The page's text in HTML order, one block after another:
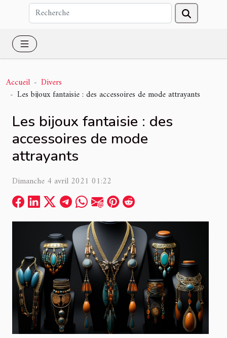
Accueil
Divers
Les bijoux fantaisie : des accessoires de mode attrayants
Les bijoux fantaisie : des
accessoires de mode
attrayants
Dimanche 4 avril 2021 01:22